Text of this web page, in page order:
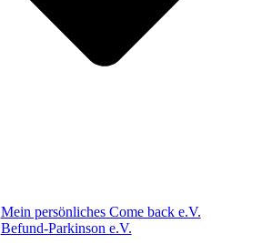
Mein persönliches Come back e.V.
Befund-Parkinson e.V.